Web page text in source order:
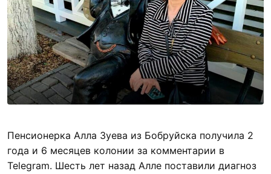
Пенсионерка Алла Зуева из Бобруйска получила 2
года и 6 месяцев колонии за комментарии в
Telegram. Шесть лет назад Алле поставили диагноз